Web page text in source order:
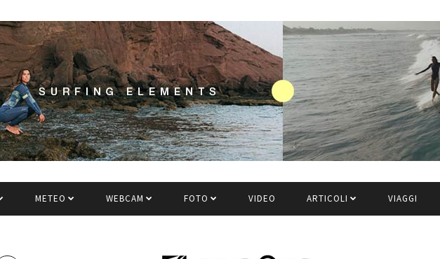
METEO WEBCAM FOTO VIDEO ARTICOLI VIAGGI